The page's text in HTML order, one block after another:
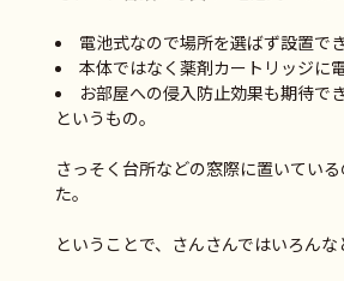
電池式なので場所を選ばず設置で
本体ではなく薬剤カートリッジに
お部屋への侵入防止効果も期待で
というもの。
さっそく台所などの窓際に置いてい
た。
ということで、さんさんではいろんな